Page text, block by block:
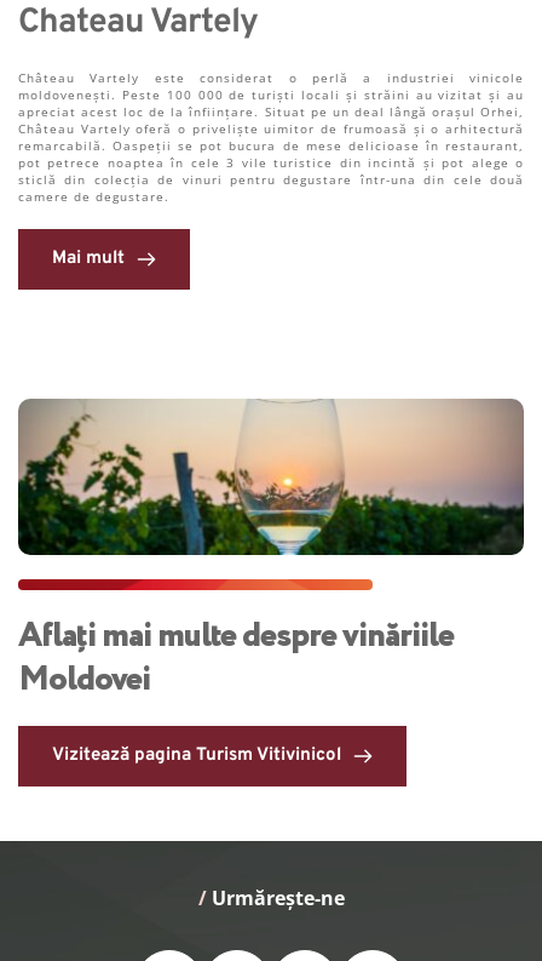
Chateau Vartely
Château Vartely este considerat o perlă a industriei vinicole
moldovenești. Peste 100 000 de turiști locali și străini au vizitat și au
apreciat acest loc de la înființare. Situat pe un deal lângă orașul Orhei,
Château Vartely oferă o priveliște uimitor de frumoasă și o arhitectură
remarcabilă. Oaspeții se pot bucura de mese delicioase în restaurant,
pot petrece noaptea în cele 3 vile turistice din incintă și pot alege o
sticlă din colecția de vinuri pentru degustare într-una din cele două
camere de degustare.
Mai mult
Aflați mai multe despre vinăriile
Moldovei
Vizitează pagina Turism Vitivinicol
/ Urmărește-ne